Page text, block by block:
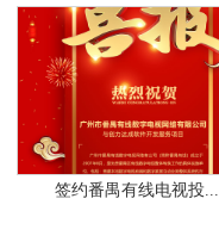
签约番禺有线电视投...